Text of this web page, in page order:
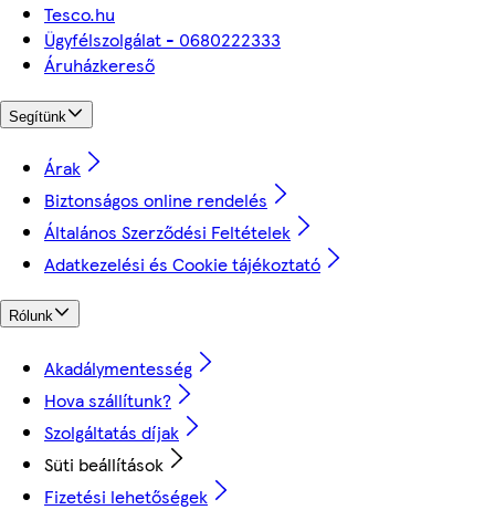
Tesco.hu
Ügyfélszolgálat - 0680222333
Áruházkereső
Segítünk
Árak
Biztonságos online rendelés
Általános Szerződési Feltételek
Adatkezelési és Cookie tájékoztató
Rólunk
Akadálymentesség
Hova szállítunk?
Szolgáltatás díjak
Süti beállítások
Fizetési lehetőségek